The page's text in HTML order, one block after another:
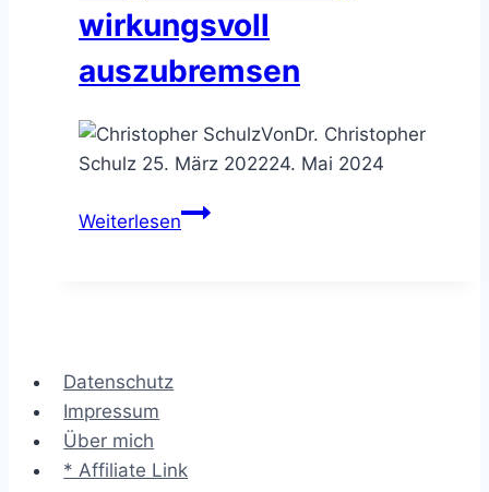
wirkungsvoll
auszubremsen
VonDr. Christopher
Schulz 25. März 202224. Mai 2024
WeiterlesenMeeting
Datenschutz
Impressum
Über mich
* Affiliate Link